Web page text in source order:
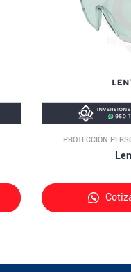
PROTECCIÓN